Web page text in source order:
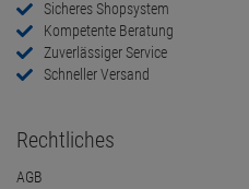
Sicheres Shopsystem
Kompetente Beratung
Zuverlässiger Service
Schneller Versand
Rechtliches
AGB